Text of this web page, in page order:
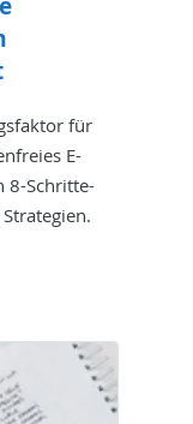
für
E-
8-Schritte-